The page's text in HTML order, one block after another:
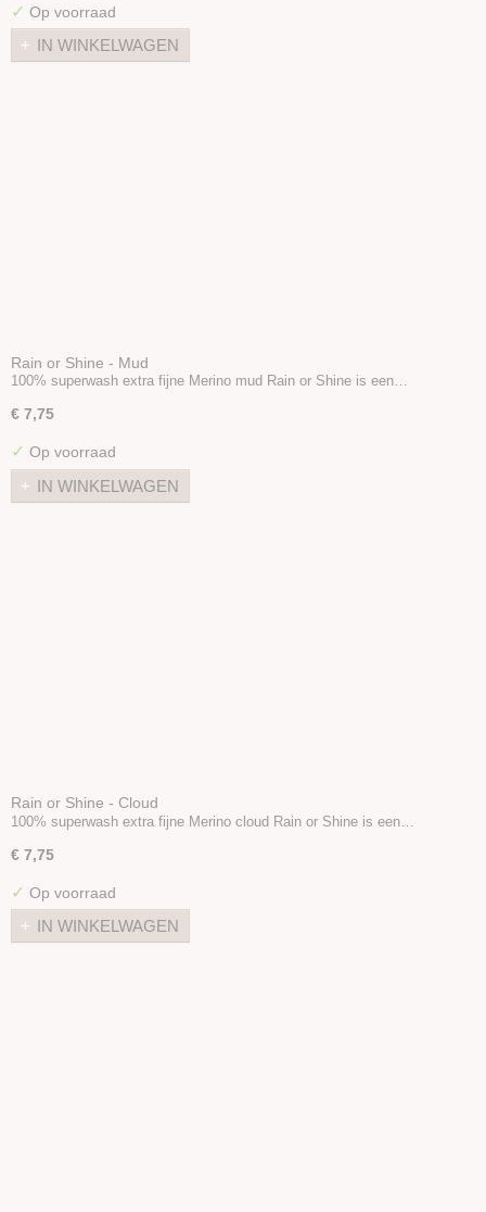
✓ Op voorraad
IN WINKELWAGEN
Rain or Shine - Mud
100% superwash extra fijne Merino mud Rain or Shine is een…
€ 7,75
✓ Op voorraad
IN WINKELWAGEN
Rain or Shine - Cloud
100% superwash extra fijne Merino cloud Rain or Shine is een…
€ 7,75
✓ Op voorraad
IN WINKELWAGEN